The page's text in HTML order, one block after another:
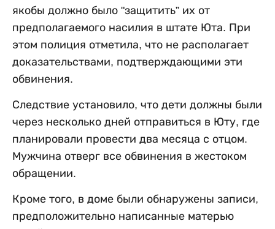
якобы должно было "защитить” их от
предполагаемого насилия в штате Юта. При
этом полиция отметила, что не располагает
доказательствами, подтверждающими эти
обвинения.
Следствие установило, что дети должны были
через несколько дней отправиться в Юту, где
планировали провести два месяца с отцом.
Мужчина отверг все обвинения в жестоком
обращении.
Кроме того, в доме были обнаружены записи,
предположительно написанные матерью